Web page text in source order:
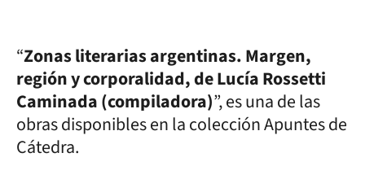
“Zonas literarias argentinas. Margen,
región y corporalidad, de Lucía Rossetti
Caminada (compiladora)”, es una de las
obras disponibles en la colección Apuntes de
Cátedra.